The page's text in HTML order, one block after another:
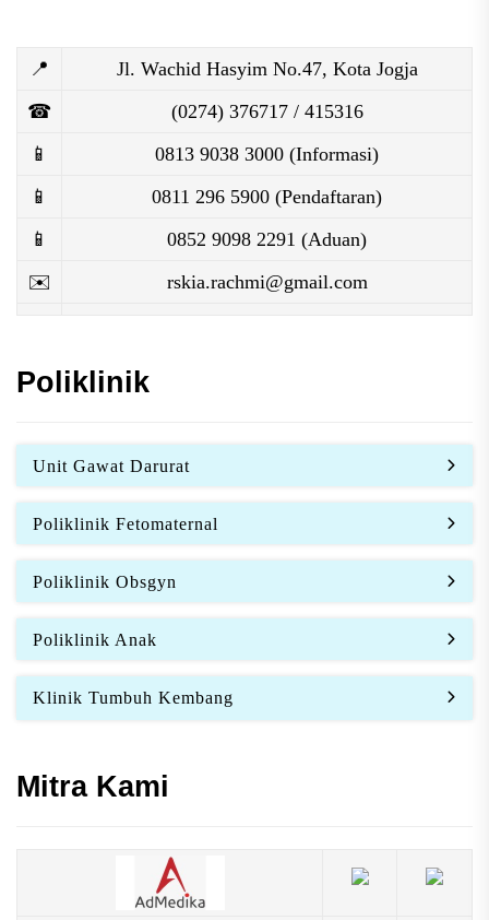
📍
Jl. Wachid Hasyim No.47, Kota Jogja
☎
(0274) 376717 / 415316
📱
0813 9038 3000 (Informasi)
📱
0811 296 5900 (Pendaftaran)
📱
0852 9098 2291 (Aduan)
✉️
rskia.rachmi@gmail.com
Poliklinik
Unit Gawat Darurat
Poliklinik Fetomaternal
Poliklinik Obsgyn
Poliklinik Anak
Klinik Tumbuh Kembang
Mitra Kami